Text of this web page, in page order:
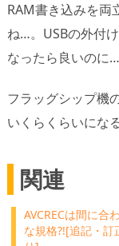
RAM書き込みを両
ね…。USBの外付
なったら良いのに…
フラッグシップ機
いくらくらいにな
関連
AVCRECは間に合
な規格?![追記・訂